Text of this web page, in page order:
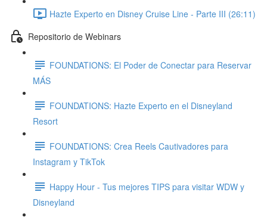
Hazte Experto en Disney Cruise Line - Parte III (26:11)
Repositorio de Webinars
FOUNDATIONS: El Poder de Conectar para Reservar
MÁS
FOUNDATIONS: Hazte Experto en el Disneyland
Resort
FOUNDATIONS: Crea Reels Cautivadores para
Instagram y TikTok
Happy Hour - Tus mejores TIPS para visitar WDW y
Disneyland